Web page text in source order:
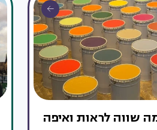
טרי 2026 - מה שווה לראות ואיפה